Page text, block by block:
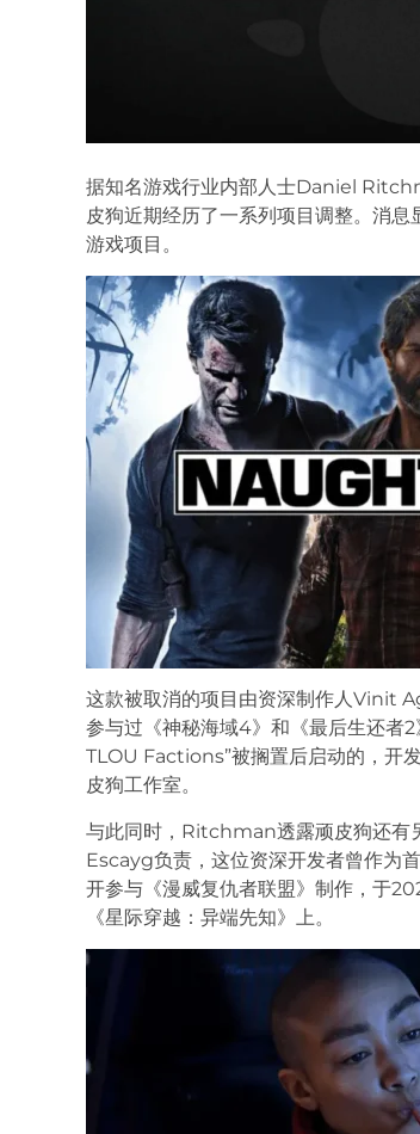
据知名游戏行业内部人士Daniel
皮狗近期经历了一系列项目调整。消
游戏项目。
这款被取消的项目由资深制作人Vinit
参与过《神秘海域4》和《最后生还者
TLOU Factions”被搁置后启动的，开
皮狗工作室。
与此同时，Ritchman透露顽皮狗还有
Escayg负责，这位资深开发者曾作为
开参与《漫威复仇者联盟》制作，于
《星际穿越：异端先知》上。